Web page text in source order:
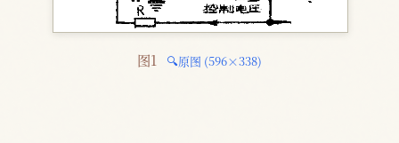
图1 🔍原图 (596×338)